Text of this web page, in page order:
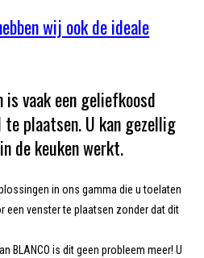
wij ook de ideale
vaak een geliefkoosd
plaatsen. U kan gezellig
de keuken werkt.
in ons gamma die u toelaten
venster te plaatsen zonder dat dit
BLANCO is dit geen probleem meer! U